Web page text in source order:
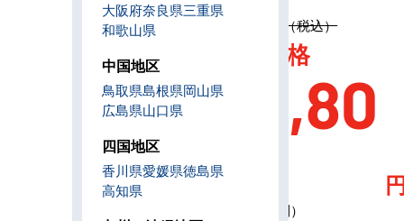
定価 1,556,500円（税込）
AC特別価格
232,80
0
（税込・工事費別）
大阪府奈良県三重県
和歌山県
中国地区
鳥取県島根県岡山県
広島県山口県
四国地区
香川県愛媛県徳島県
高知県